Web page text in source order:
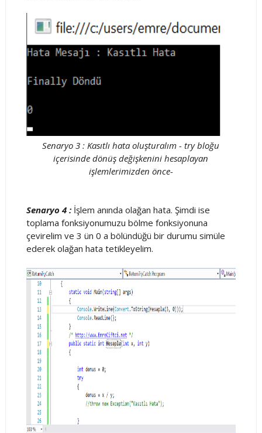
Senaryo 3 : Kasıtlı hata oluşturalım - try bloğu
içerisinde dönüş değişkenini hesaplayan
işlemlerimizden önce-
Senaryo 4 : İşlem anında olağan hata. Şimdi ise
toplama fonksiyonumuzu bölme fonksiyonuna
çevirelim ve 3 ün 0 a bölündüğü bir durumu simüle
ederek olağan hata tetikleyelim.